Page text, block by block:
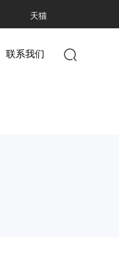
天猫
联系我们